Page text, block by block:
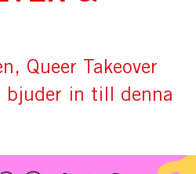
Queer Takeover
bjuder in till denna